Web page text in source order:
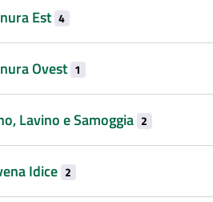
Est 4
Ovest 1
Lavino e Samoggia 2
Idice 2